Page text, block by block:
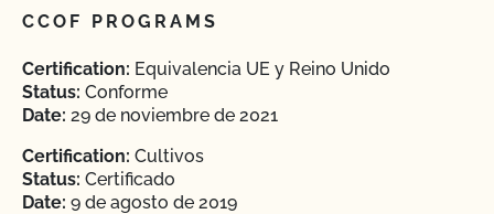
CCOF PROGRAMS
Certification: Equivalencia UE y Reino Unido
Status: Conforme
Date: 29 de noviembre de 2021
Certification: Cultivos
Status: Certificado
Date: 9 de agosto de 2019